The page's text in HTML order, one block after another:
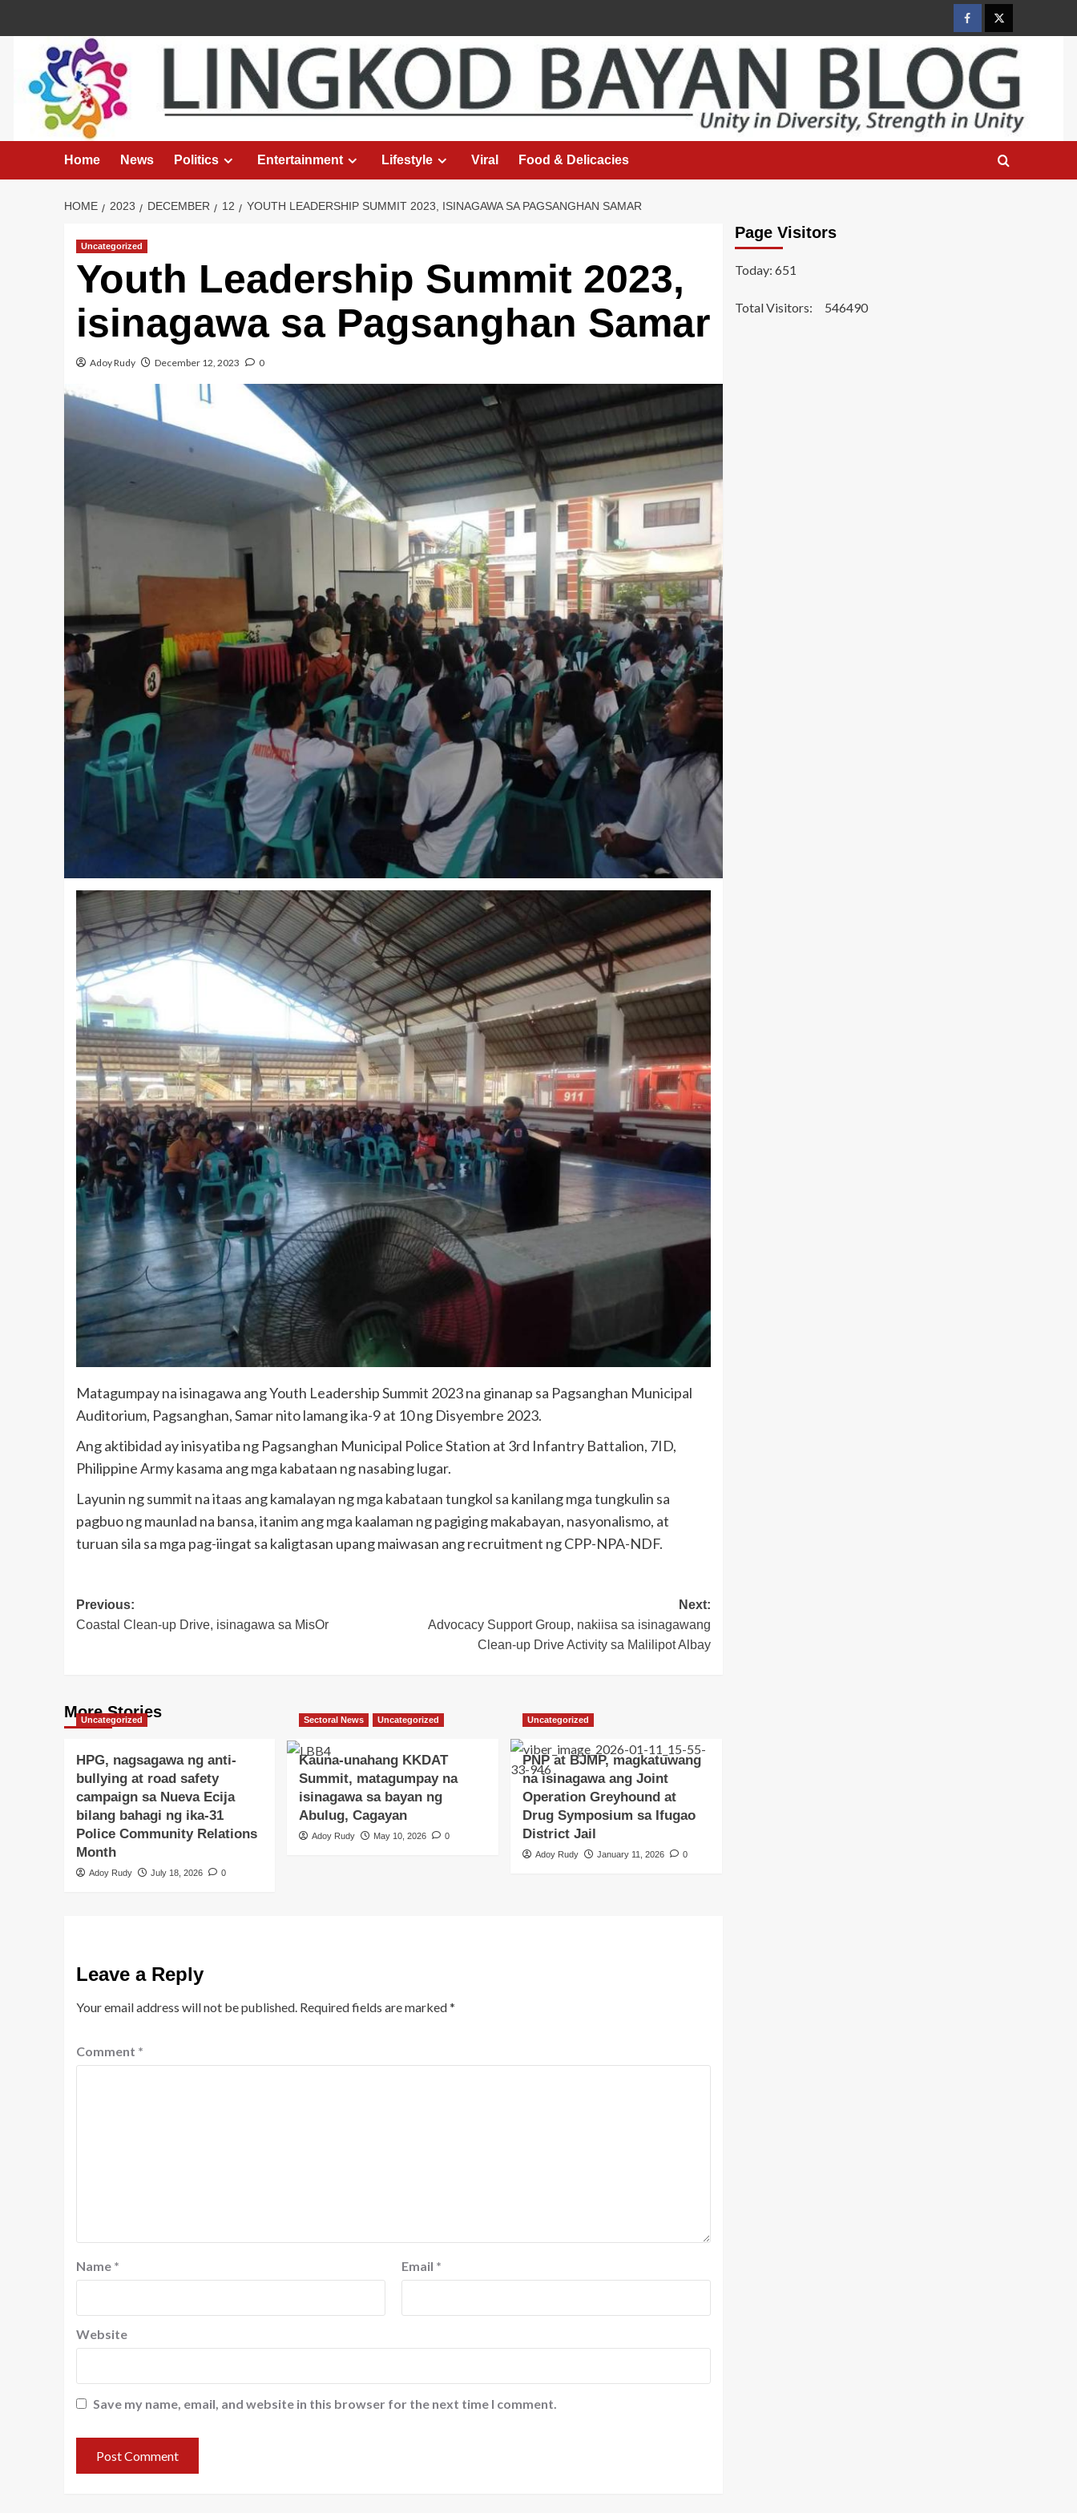
FacebookTwitter
Home News Politics Entertainment Lifestyle Viral Food & Delicacies
HOME 2023 DECEMBER 12 YOUTH LEADERSHIP SUMMIT 2023, ISINAGAWA SA PAGSANGHAN SAMAR
Uncategorized
Youth Leadership Summit 2023,
isinagawa sa Pagsanghan Samar
Adoy Rudy December 12, 2023 0
Matagumpay na isinagawa ang Youth Leadership Summit 2023 na ginanap sa Pagsanghan Municipal
Auditorium, Pagsanghan, Samar nito lamang ika-9 at 10 ng Disyembre 2023.
Ang aktibidad ay inisyatiba ng Pagsanghan Municipal Police Station at 3rd Infantry Battalion, 7ID,
Philippine Army kasama ang mga kabataan ng nasabing lugar.
Layunin ng summit na itaas ang kamalayan ng mga kabataan tungkol sa kanilang mga tungkulin sa
pagbuo ng maunlad na bansa, itanim ang mga kaalaman ng pagiging makabayan, nasyonalismo, at
turuan sila sa mga pag-iingat sa kaligtasan upang maiwasan ang recruitment ng CPP-NPA-NDF.
Post
navigation
Previous:
Coastal Clean-up Drive, isinagawa sa MisOr
Next:
Advocacy Support Group, nakiisa sa isinagawang
Clean-up Drive Activity sa Malilipot Albay
More Stories
Uncategorized
HPG, nagsagawa ng anti-
bullying at road safety
campaign sa Nueva Ecija
bilang bahagi ng ika-31
Police Community Relations
Month
Adoy Rudy July 18, 2026 0
Sectoral News Uncategorized
Kauna-unahang KKDAT
Summit, matagumpay na
isinagawa sa bayan ng
Abulug, Cagayan
Adoy Rudy May 10, 2026 0
Uncategorized
PNP at BJMP, magkatuwang
na isinagawa ang Joint
Operation Greyhound at
Drug Symposium sa Ifugao
District Jail
Adoy Rudy January 11, 2026 0
Leave a Reply
Your email address will not be published. Required fields are marked*
Comment *
Name * Email *
Website
Save my name, email, and website in this browser for the next time I comment.
Page Visitors
Today: 651
Total Visitors: 546490